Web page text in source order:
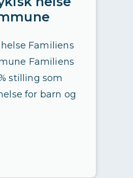
Familiens
Familiens
stilling som
for barn og